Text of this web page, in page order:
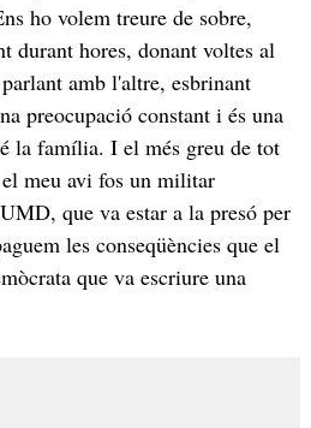
ho volem treure de sobre,
durant hores, donant voltes al
amb l'altre, esbrinant
preocupació constant i és una
la família. I el més greu de tot
meu avi fos un militar
que va estar a la presó per
les conseqüències que el
que va escriure una